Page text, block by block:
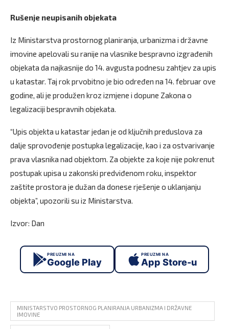
Rušenje neupisanih objekata
Iz Ministarstva prostornog planiranja, urbanizma i državne
imovine apelovali su ranije na vlasnike bespravno izgrađenih
objekata da najkasnije do 14. avgusta podnesu zahtjev za upis
u katastar. Taj rok prvobitno je bio određen na 14. februar ove
godine, ali je produžen kroz izmjene i dopune Zakona o
legalizaciji bespravnih objekata.
“Upis objekta u katastar jedan je od ključnih preduslova za
dalje sprovođenje postupka legalizacije, kao i za ostvarivanje
prava vlasnika nad objektom. Za objekte za koje nije pokrenut
postupak upisa u zakonski predviđenom roku, inspektor
zaštite prostora je dužan da donese rješenje o uklanjanju
objekta”, upozorili su iz Ministarstva.
Izvor: Dan
PREUZMI NA
Google Play
PREUZMI NA
App Store-u
MINISTARSTVO PROSTORNOG PLANIRANJA URBANIZMA I DRŽAVNE
IMOVINE